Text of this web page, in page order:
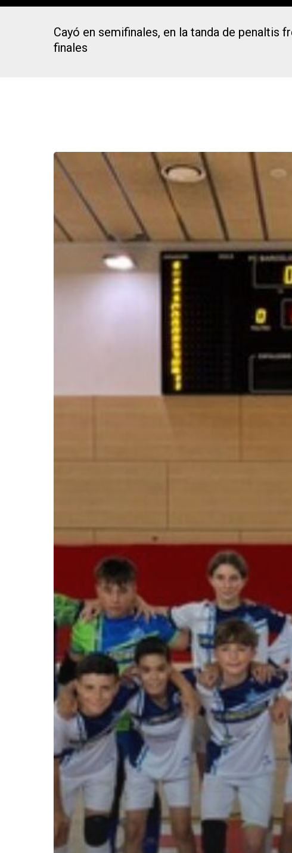
Cayó en semifinales, en la tanda de penaltis
finales